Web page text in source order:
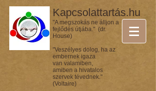
Kapcsolattartás.hu
"A megszokás ne álljon a
fejlődés útjába." (dr.
House)
"Veszélyes dolog, ha az
embernek igaza
van valamiben,
amiben a hivatalos
szervek tévednek."
(Voltaire)